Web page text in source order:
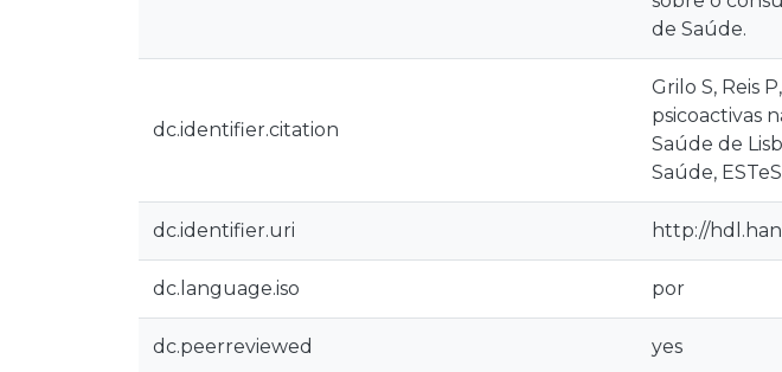
de Saúde.
dc.identifier.citation
Grilo S, Reis
psicoactivas
Saúde de
Saúde,
dc.identifier.uri http://
dc.language.iso por
dc.peerreviewed yes